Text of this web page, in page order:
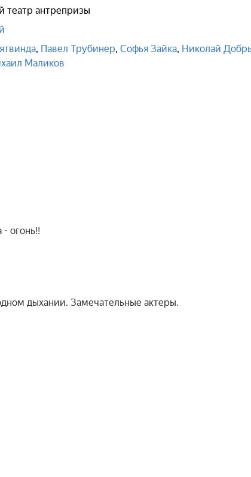
театр антрепризы
, Павел Трубинер, Софья Зайка, Николай
Маликов
огонь!!
дыхании. Замечательные актеры.